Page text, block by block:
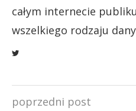
całym internecie
wszelkiego rodzaju
poprzedni post